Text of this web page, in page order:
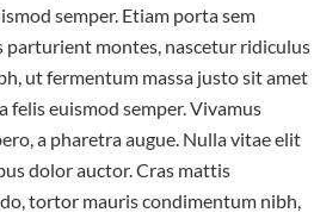
semper. Etiam porta sem
parturient montes, nascetur ridiculus
ut fermentum massa justo sit amet
felis euismod semper. Vivamus
a pharetra augue. Nulla vitae elit
dolor auctor. Cras mattis
tortor mauris condimentum nibh,